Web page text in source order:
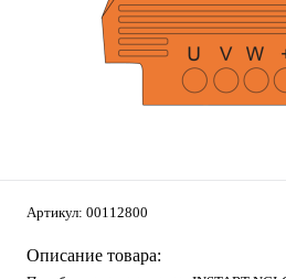
Артикул: 00112800
Описание товара: